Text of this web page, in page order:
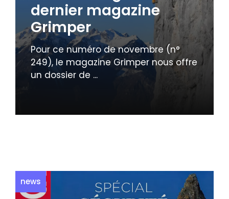
dernier magazine
Grimper
Pour ce numéro de novembre (n°
249), le magazine Grimper nous offre
un dossier de ...
news